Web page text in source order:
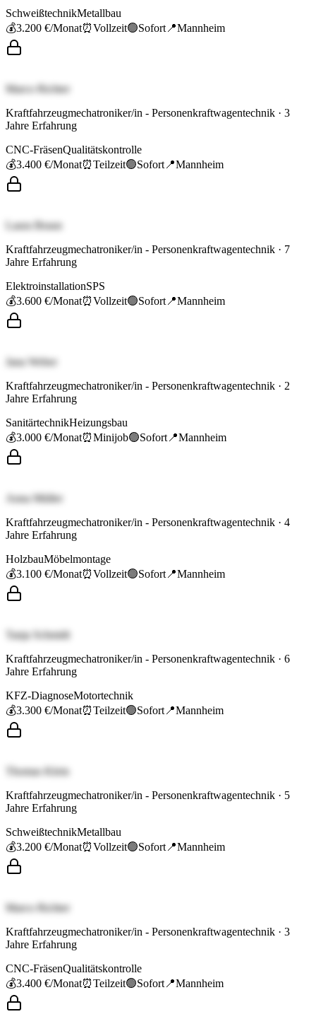
SchweißtechnikMetallbau
💰3.200 €/Monat⏰Vollzeit🟢Sofort 📍Mannheim
Marco Richter
Kraftfahrzeugmechatroniker/in - Personenkraftwagentechnik · 3
Jahre Erfahrung
CNC-FräsenQualitätskontrolle
💰3.400 €/Monat⏰Teilzeit🟢Sofort 📍Mannheim
Laura Braun
Kraftfahrzeugmechatroniker/in - Personenkraftwagentechnik · 7
Jahre Erfahrung
ElektroinstallationSPS
💰3.600 €/Monat⏰Vollzeit🟢Sofort 📍Mannheim
Jana Weber
Kraftfahrzeugmechatroniker/in - Personenkraftwagentechnik · 2
Jahre Erfahrung
SanitärtechnikHeizungsbau
💰3.000 €/Monat⏰Minijob🟢Sofort 📍Mannheim
Anna Müller
Kraftfahrzeugmechatroniker/in - Personenkraftwagentechnik · 4
Jahre Erfahrung
HolzbauMöbelmontage
💰3.100 €/Monat⏰Vollzeit🟢Sofort 📍Mannheim
Tanja Schmidt
Kraftfahrzeugmechatroniker/in - Personenkraftwagentechnik · 6
Jahre Erfahrung
KFZ-DiagnoseMotortechnik
💰3.300 €/Monat⏰Teilzeit🟢Sofort 📍Mannheim
Thomas Klein
Kraftfahrzeugmechatroniker/in - Personenkraftwagentechnik · 5
Jahre Erfahrung
SchweißtechnikMetallbau
💰3.200 €/Monat⏰Vollzeit🟢Sofort 📍Mannheim
Marco Richter
Kraftfahrzeugmechatroniker/in - Personenkraftwagentechnik · 3
Jahre Erfahrung
CNC-FräsenQualitätskontrolle
💰3.400 €/Monat⏰Teilzeit🟢Sofort 📍Mannheim